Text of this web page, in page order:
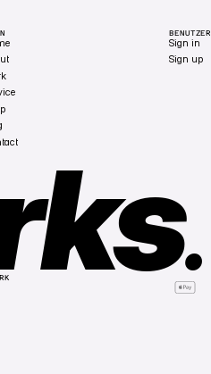
BENUTZER
Sign in
Sign up
.